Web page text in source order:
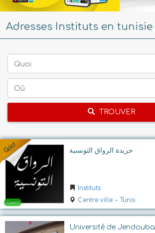
Adresses Instituts en tunisie
Quoi
Oû
TROUVER
جريدة الرواق التونسية
Instituts
Centre ville - Tunis
Université de Jendouba